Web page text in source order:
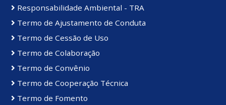
Responsabilidade Ambiental - TRA
Termo de Ajustamento de Conduta
Termo de Cessão de Uso
Termo de Colaboração
Termo de Convênio
Termo de Cooperação Técnica
Termo de Fomento